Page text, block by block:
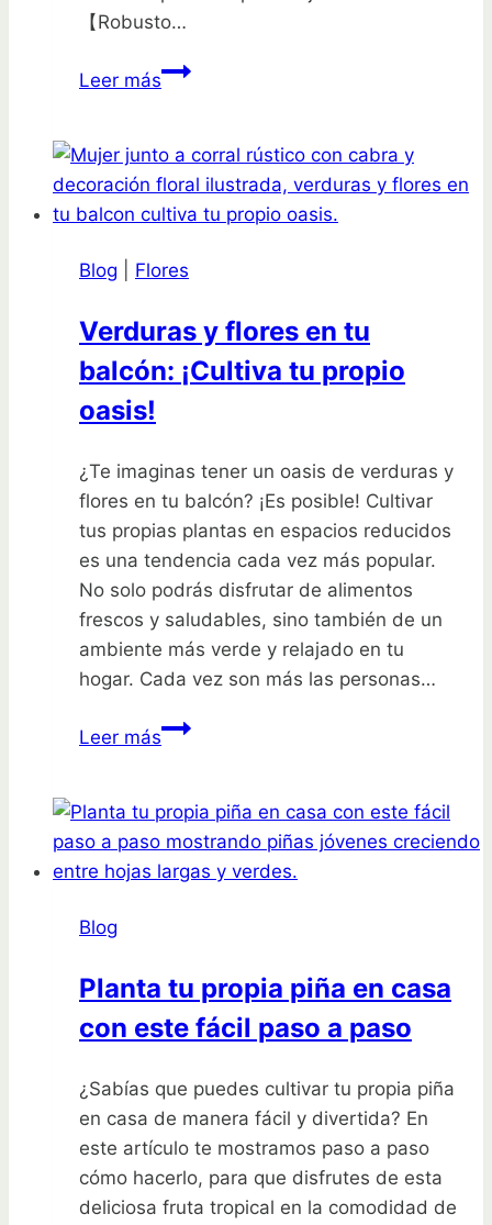
【Robusto…
Leer másBARAYSTUS
de
mango
largo
de
resistente
a
acero
inoxidable
con
dientes
extraíbles
Juego
de
cultivador
para
mezclar
suelo
Rotary
Cultivator
Blog Flores
Verduras y flores en tu
balcón: ¡Cultiva tu propio
oasis!
¿Te imaginas tener un oasis de verduras y
flores en tu balcón? ¡Es posible! Cultivar
tus propias plantas en espacios reducidos
es una tendencia cada vez más popular.
No solo podrás disfrutar de alimentos
frescos y saludables, sino también de un
ambiente más verde y relajado en tu
hogar. Cada vez son más las personas…
Leer másVerduras
en
tu
balcón:
oasis!
Blog
Planta tu propia piña en casa
con este fácil paso a paso
¿Sabías que puedes cultivar tu propia piña
en casa de manera fácil y divertida? En
este artículo te mostramos paso a paso
cómo hacerlo, para que disfrutes de esta
deliciosa fruta tropical en la comodidad de